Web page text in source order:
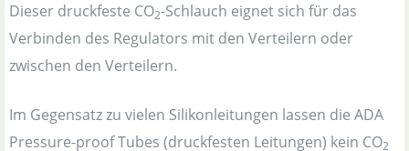
Dieser druckfeste CO2-Schlauch eignet sich für das
Verbinden des Regulators mit den Verteilern oder
zwischen den Verteilern.
Im Gegensatz zu vielen Silikonleitungen lassen die ADA
Pressure-proof Tubes (druckfesten Leitungen) kein CO2